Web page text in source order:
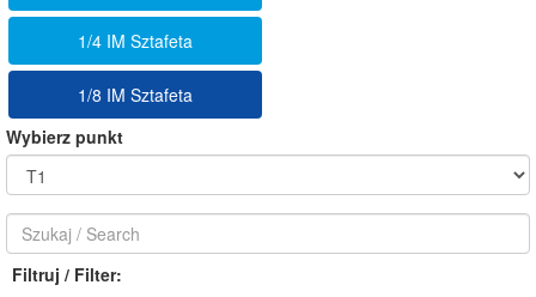
1/4 IM Sztafeta
1/8 IM Sztafeta
Wybierz punkt
Filtruj / Filter: